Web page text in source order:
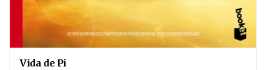
Vida de Pi